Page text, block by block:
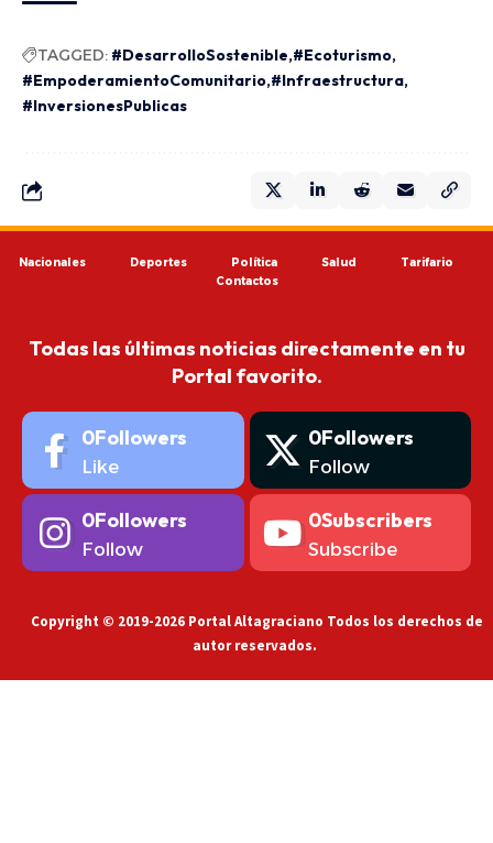
TAGGED: #DesarrolloSostenible #Ecoturismo
#EmpoderamientoComunitario #Infraestructura
#InversionesPublicas
Nacionales Deportes Política Salud
Tarifario
Contactos
Todas las últimas noticias directamente en tu
Portal favorito.
0Followers
Like
0Followers
Follow
0Followers
Follow
0Subscribers
Subscribe
Copyright © 2019-2026 Portal Altagraciano Todos los derechos de
autor reservados.